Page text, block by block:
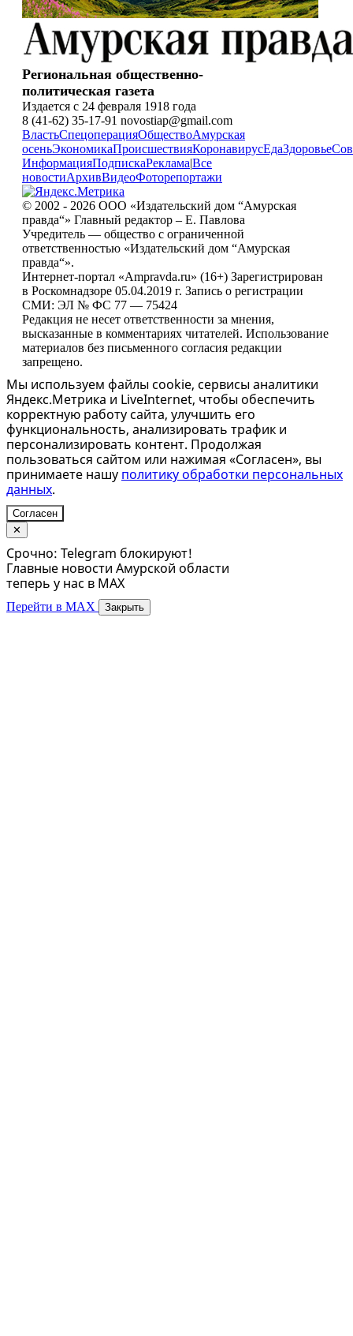
Региональная общественно-
политическая газета
Издается с 24 февраля 1918 года
8 (41-62) 35-17-91 novostiap@gmail.com
ВластьСпецоперацияОбществоАмурская
осеньЭкономикаПроисшествияКоронавирусЕдаЗдоровье
ИнформацияПодпискаРеклама|Все
новостиАрхивВидеоФоторепортажи
© 2002 - 2026 ООО «Издательский дом “Амурская
правда“» Главный редактор – Е. Павлова
Учредитель — общество с ограниченной
ответственностью «Издательский дом “Амурская
правда“».
Интернет-портал «Ampravda.ru» (16+) Зарегистрирован
в Роскомнадзоре 05.04.2019 г. Запись о регистрации
СМИ: ЭЛ № ФС 77 — 75424
Редакция не несет ответственности за мнения,
высказанные в комментариях читателей. Использование
материалов без письменного согласия редакции
запрещено.
Мы используем файлы cookie, сервисы аналитики
Яндекс.Метрика и LiveInternet, чтобы обеспечить
корректную работу сайта, улучшить его
функциональность, анализировать трафик и
персонализировать контент. Продолжая
пользоваться сайтом или нажимая «Согласен», вы
принимаете нашу политику обработки персональных
данных.
Согласен
✕
Срочно: Telegram блокируют!
Главные новости Амурской области
теперь у нас в MAX
Перейти в MAX Закрыть